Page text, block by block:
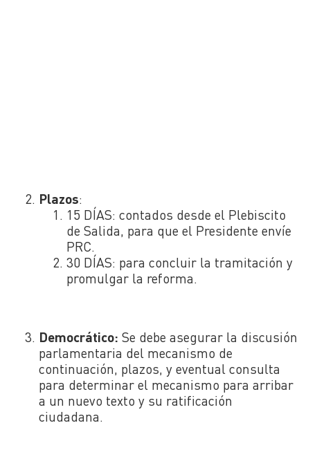
Plazos:
15 DÍAS: contados desde el Plebiscito
de Salida, para que el Presidente envíe
PRC.
30 DÍAS: para concluir la tramitación y
promulgar la reforma.
Democrático: Se debe asegurar la discusión
parlamentaria del mecanismo de
continuación, plazos, y eventual consulta
para determinar el mecanismo para arribar
a un nuevo texto y su ratificación
ciudadana.